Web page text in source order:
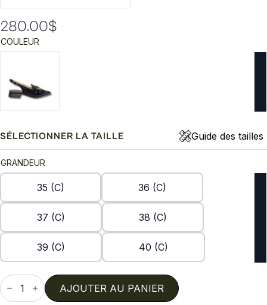
280.00$
COULEUR
SÉLECTIONNER LA TAILLE Guide des tailles
GRANDEUR
35 (C) 36 (C)
37 (C) 38 (C)
39 (C) 40 (C)
quantité
de
Dali
AJOUTER AU PANIER